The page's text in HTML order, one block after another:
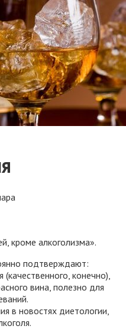
кроме алкоголизма».
подтверждают:
конечно),
вина, полезно для
в новостях диетологии,